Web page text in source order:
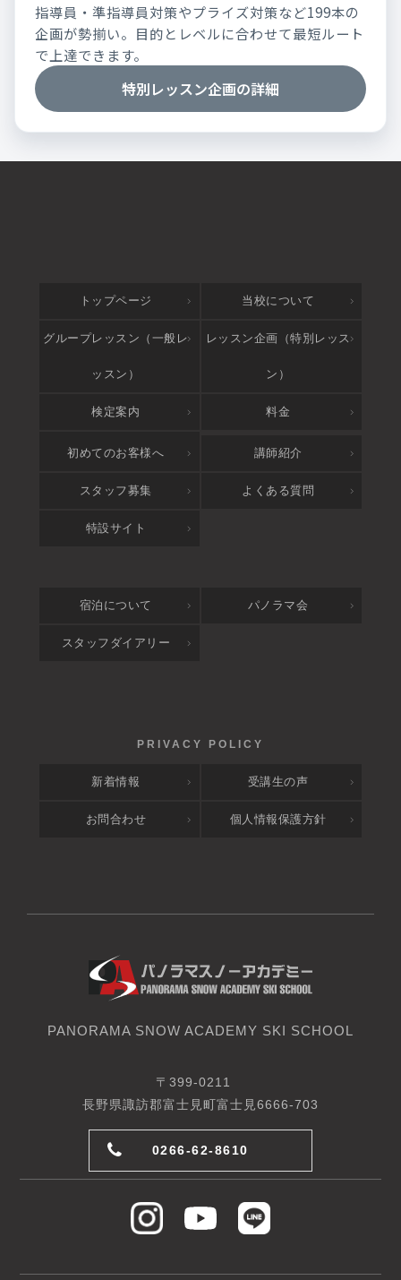
指導員・準指導員対策やプライズ対策など199本の
企画が勢揃い。目的とレベルに合わせて最短ルート
で上達できます。
特別レッスン企画の詳細
トップページ 当校について
グループレッスン（一般レ
ッスン）
レッスン企画（特別レッス
ン）
検定案内 料金
アクセス
初めてのお客様へ 講師紹介
スタッフ募集 よくある質問
特設サイト
宿泊について パノラマ会
スタッフダイアリー
新着情報 受講生の声
お問合わせ 個人情報保護方針
PANORAMA SNOW ACADEMY SKI SCHOOL
〒399-0211
長野県諏訪郡富士見町富士見6666-703
0266-62-8610